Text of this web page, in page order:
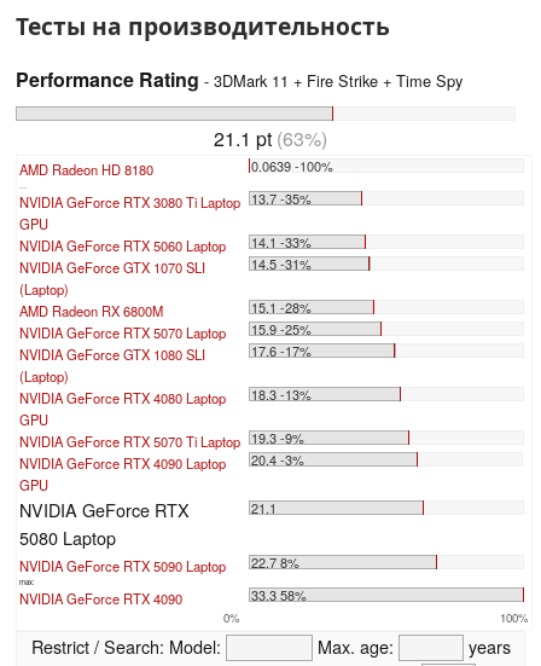
Тесты на производительность
Performance Rating - 3DMark 11 + Fire Strike + Time Spy
21.1 pt (63%)
AMD Radeon HD 8180 0.0639 -100%
NVIDIA GeForce RTX 3080 Ti Laptop
GPU
13.7 -35%
NVIDIA GeForce RTX 5060 Laptop
14.1 -33%
NVIDIA GeForce GTX 1070 SLI
(Laptop)
14.5 -31%
AMD Radeon RX 6800M
15.1 -28%
NVIDIA GeForce RTX 5070 Laptop
15.9 -25%
NVIDIA GeForce GTX 1080 SLI
(Laptop)
17.6 -17%
NVIDIA GeForce RTX 4080 Laptop
GPU
18.3 -13%
NVIDIA GeForce RTX 5070 Ti Laptop 19.3 -9%
NVIDIA GeForce RTX 4090 Laptop
GPU
20.4 -3%
NVIDIA GeForce RTX
5080 Laptop
21.1
NVIDIA GeForce RTX 5090 Laptop 22.7 8%
max:
NVIDIA GeForce RTX 4090 33.3 58%
0% 100%
Restrict / Search: Model: Max. age:
years